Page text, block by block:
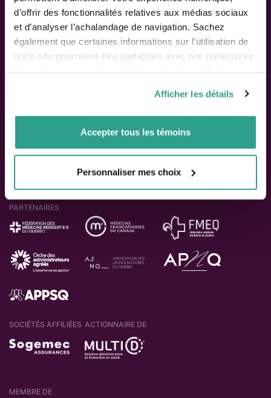
d’offrir des fonctionnalités relatives aux médias sociaux
et d’analyser l’achalandage de navigation. Sachez
également que certaines informations sur l’utilisation de
notre site pourraient être partagées avec nos partenaires
vous leur auriez fournies ou qu’ils auraient collectées lors
de votre utilisation de leurs services.
Afficher les détails
Accepter tous les témoins
Personnaliser mes choix
Parler à un conseiller
Suivez-nous
PARTENAIRES
SOCIÉTÉS AFFILIÉES ACTIONNAIRE DE
MEMBRE DE